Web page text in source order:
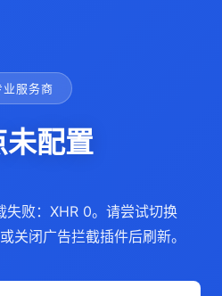
业服务商
未配置
败：XHR 0。请尝试切换
关闭广告拦截插件后刷新。